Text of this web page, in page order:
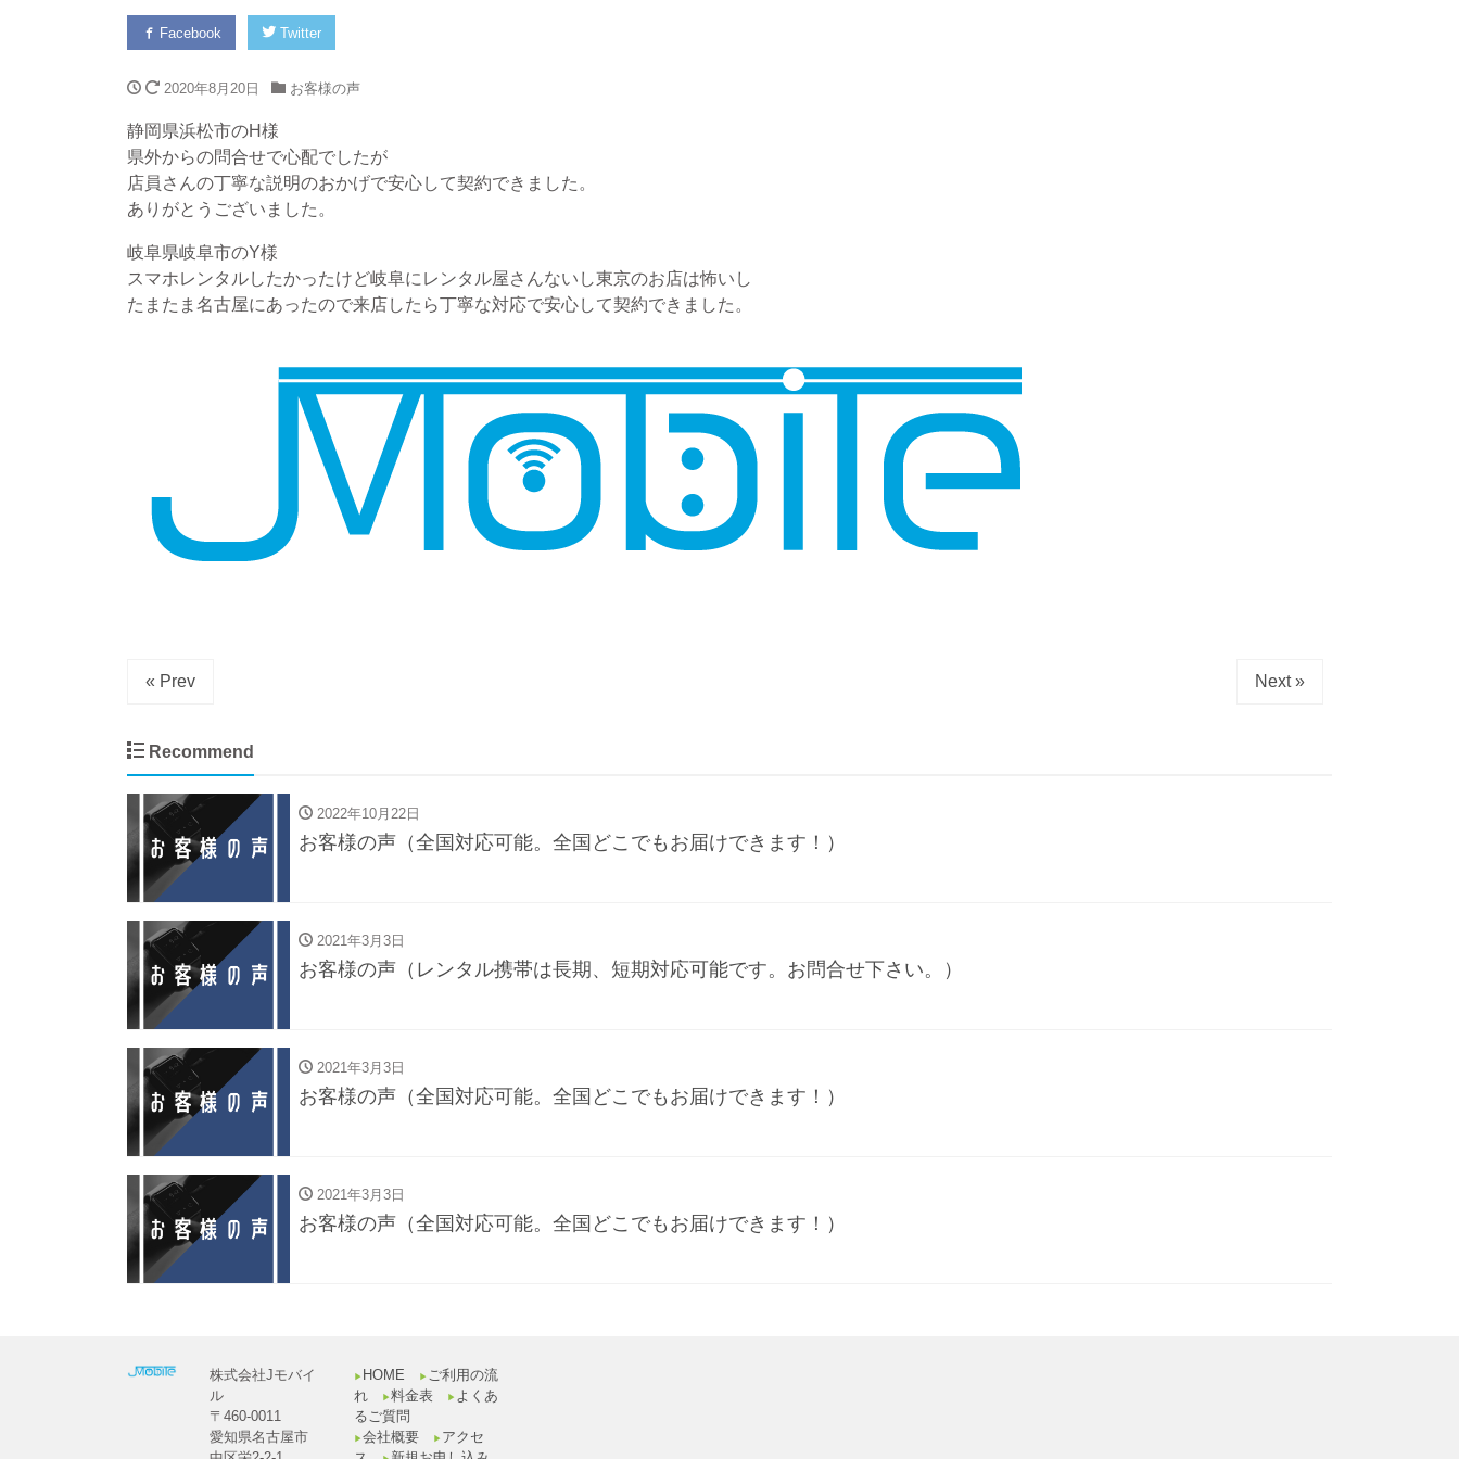
Facebook Twitter
2020年8月20日 お客様の声
静岡県浜松市のH様
県外からの問合せで心配でしたが
店員さんの丁寧な説明のおかげで安心して契約できました。
ありがとうございました。
岐阜県岐阜市のY様
スマホレンタルしたかったけど岐阜にレンタル屋さんないし東京のお店は怖いし
たまたま名古屋にあったので来店したら丁寧な対応で安心して契約できました。
« Prev Next »
Recommend
2022年10月22日
お客様の声（全国対応可能。全国どこでもお届けできます！）
2021年3月3日
お客様の声（レンタル携帯は長期、短期対応可能です。お問合せ下さい。）
2021年3月3日
お客様の声（全国対応可能。全国どこでもお届けできます！）
2021年3月3日
お客様の声（全国対応可能。全国どこでもお届けできます！）
株式会社Jモバイ
ル
〒460-0011
愛知県名古屋市
▶︎ HOME ▶︎ ご利用の流
れ
▶︎ 料金表 ▶︎ よくあ
るご質問
▶︎ 会社概要 ▶︎ アクセ